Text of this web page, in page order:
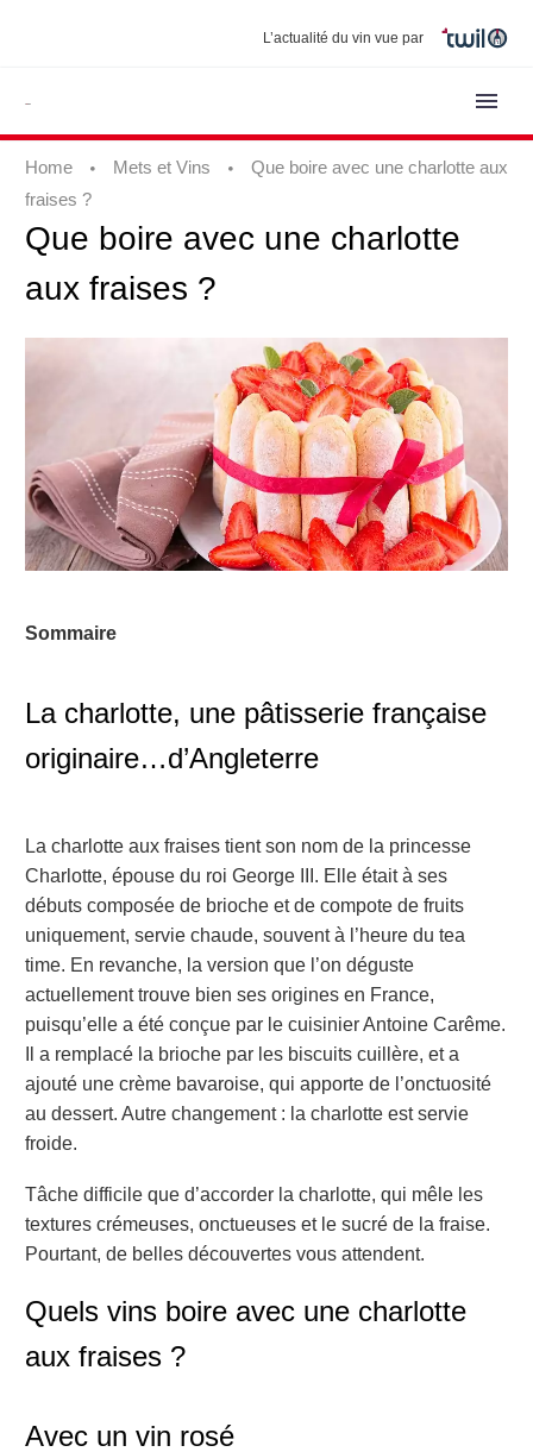
L’actualité du vin vue par
Home Mets et Vins
Que boire avec une charlotte aux
fraises ?
Que boire avec une charlotte
aux fraises ?
Sommaire
La charlotte, une pâtisserie française
originaire…d’Angleterre
La charlotte aux fraises tient son nom de la princesse
Charlotte, épouse du roi George III. Elle était à ses
débuts composée de brioche et de compote de fruits
uniquement, servie chaude, souvent à l’heure du tea
time. En revanche, la version que l’on déguste
actuellement trouve bien ses origines en France,
puisqu’elle a été conçue par le cuisinier Antoine Carême.
Il a remplacé la brioche par les biscuits cuillère, et a
ajouté une crème bavaroise, qui apporte de l’onctuosité
au dessert. Autre changement : la charlotte est servie
froide.
Tâche difficile que d’accorder la charlotte, qui mêle les
textures crémeuses, onctueuses et le sucré de la fraise.
Pourtant, de belles découvertes vous attendent.
Quels vins boire avec une charlotte
aux fraises ?
Avec un vin rosé